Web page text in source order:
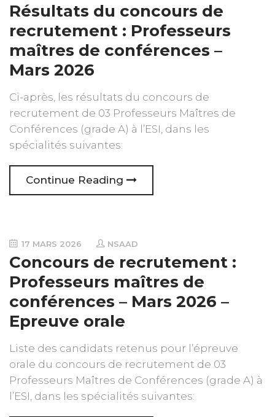
Résultats du concours de
recrutement : Professeurs
maîtres de conférences –
Mars 2026
Ci-après, les résultats du concours de
recrutement de 03 Professeurs Maîtres de
Conférences (grade A) à l’ESI, dans les
spécialités suivantes:
Continue Reading
17 MARS 2026 NSAAD
Concours de recrutement :
Professeurs maîtres de
conférences – Mars 2026 –
Epreuve orale
Liste des candidats retenus pour l’épreuve
orale du concours de recrutement de 03
Professeurs Maîtres de Conférences (grade A) à
l’ESI, dans les spécialités suivantes: